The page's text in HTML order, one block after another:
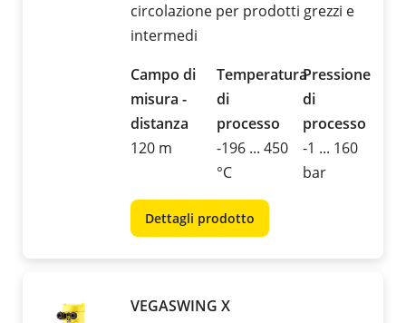
circolazione per prodotti grezzi e
intermedi
Campo di
misura -
distanza
120 m
Temperatura
di
processo
-196 ... 450
°C
Pressione
di
processo
-1 ... 160
bar
Dettagli prodotto
VEGASWING X